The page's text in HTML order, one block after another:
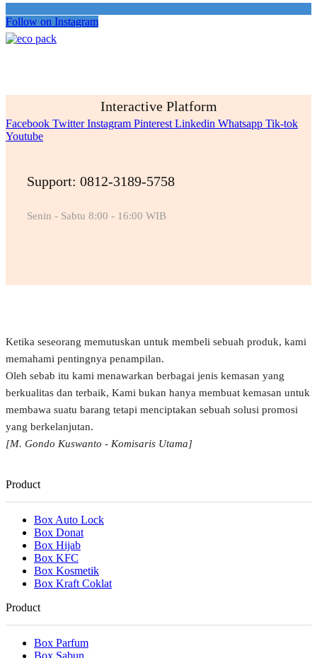
Follow on Instagram
Interactive Platform
Facebook Twitter Instagram Pinterest Linkedin Whatsapp Tik-tok
Youtube
Support: 0812-3189-5758
Senin - Sabtu 8:00 - 16:00 WIB
Ketika seseorang memutuskan untuk membeli sebuah produk, kami
memahami pentingnya penampilan.
Oleh sebab itu kami menawarkan berbagai jenis kemasan yang
berkualitas dan terbaik, Kami bukan hanya membuat kemasan untuk
membawa suatu barang tetapi menciptakan sebuah solusi promosi
yang berkelanjutan.
[M. Gondo Kuswanto - Komisaris Utama]
Product
Box Auto Lock
Box Donat
Box Hijab
Box KFC
Box Kosmetik
Box Kraft Coklat
Product
Box Parfum